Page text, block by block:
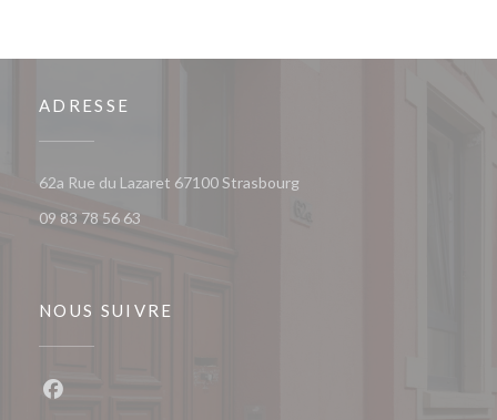
ADRESSE
62a Rue du Lazaret 67100 Strasbourg((ouvre une nouvelle
09 83 78 56 63
NOUS SUIVRE